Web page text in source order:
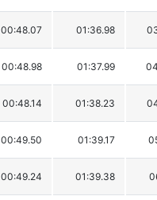
00:48.07 01:36.98
00:48.98 01:37.99
00:48.14 01:38.23
00:49.50 01:39.17
00:49.24 01:39.38